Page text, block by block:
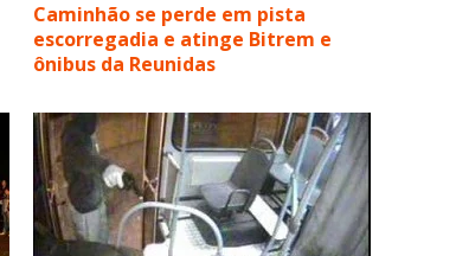
Caminhão se perde em pista
escorregadia e atinge Bitrem e
ônibus da Reunidas